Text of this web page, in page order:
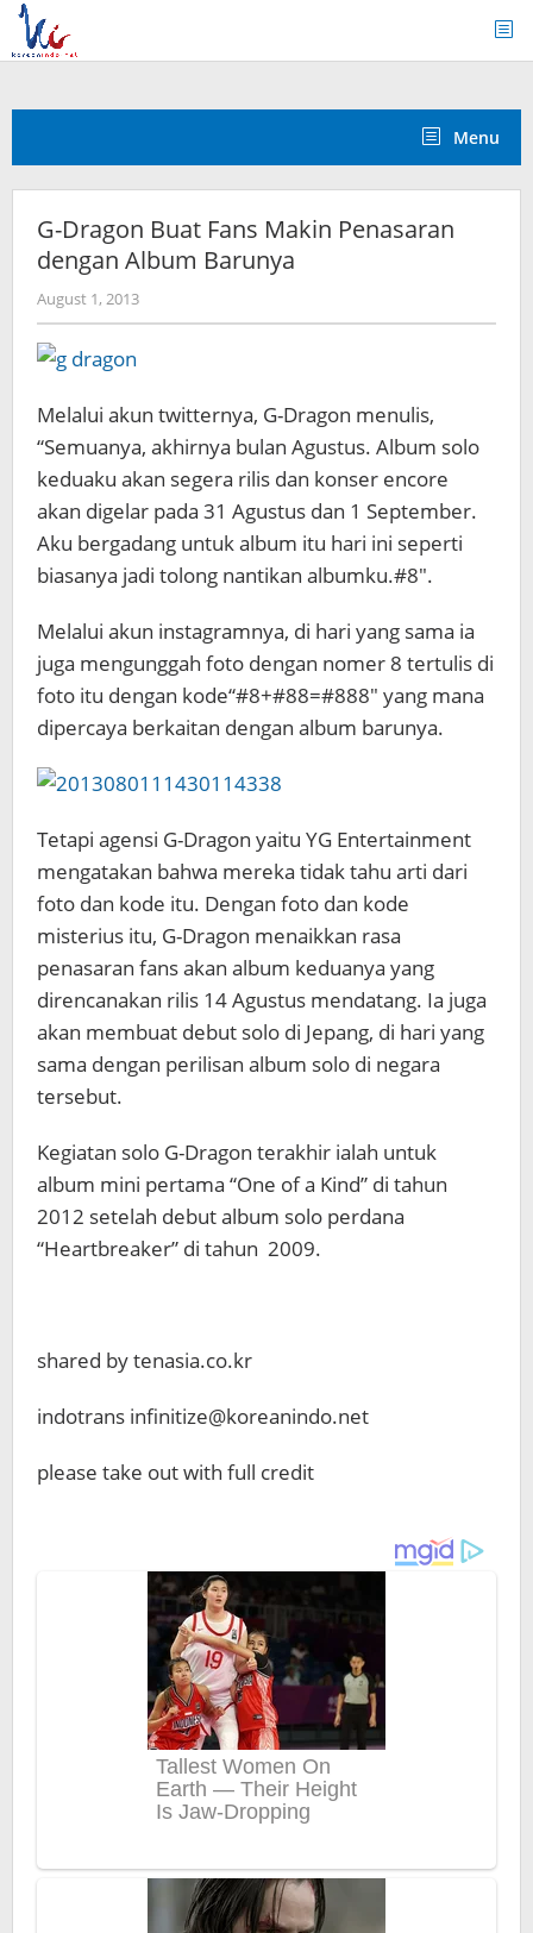
Skip
content
Menu
G-Dragon Buat Fans Makin Penasaran
dengan Album Barunya
August 1, 2013by
Koreanindo
Melalui akun twitternya, G-Dragon menulis,
“Semuanya, akhirnya bulan Agustus. Album solo
keduaku akan segera rilis dan konser encore
akan digelar pada 31 Agustus dan 1 September.
Aku bergadang untuk album itu hari ini seperti
biasanya jadi tolong nantikan albumku.#8″.
Melalui akun instagramnya, di hari yang sama ia
juga mengunggah foto dengan nomer 8 tertulis di
foto itu dengan kode“#8+#88=#888″ yang mana
dipercaya berkaitan dengan album barunya.
Tetapi agensi G-Dragon yaitu YG Entertainment
mengatakan bahwa mereka tidak tahu arti dari
foto dan kode itu. Dengan foto dan kode
misterius itu, G-Dragon menaikkan rasa
penasaran fans akan album keduanya yang
direncanakan rilis 14 Agustus mendatang. Ia juga
akan membuat debut solo di Jepang, di hari yang
sama dengan perilisan album solo di negara
tersebut.
Kegiatan solo G-Dragon terakhir ialah untuk
album mini pertama “One of a Kind” di tahun
2012 setelah debut album solo perdana
“Heartbreaker” di tahun 2009.
shared by tenasia.co.kr
indotrans infinitize@koreanindo.net
please take out with full credit